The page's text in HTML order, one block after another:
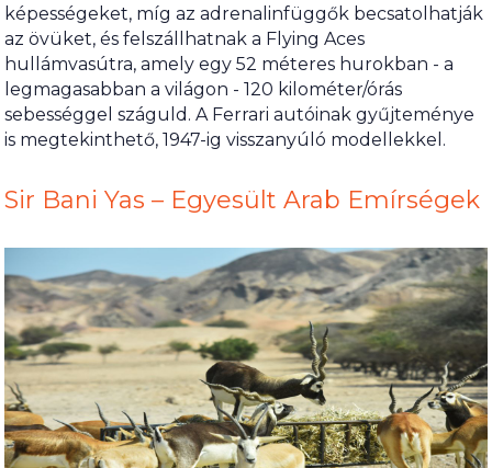
képességeket, míg az adrenalinfüggők becsatolhatják
az övüket, és felszállhatnak a Flying Aces
hullámvasútra, amely egy 52 méteres hurokban - a
legmagasabban a világon - 120 kilométer/órás
sebességgel száguld. A Ferrari autóinak gyűjteménye
is megtekinthető, 1947-ig visszanyúló modellekkel.
Sir Bani Yas – Egyesült Arab Emírségek